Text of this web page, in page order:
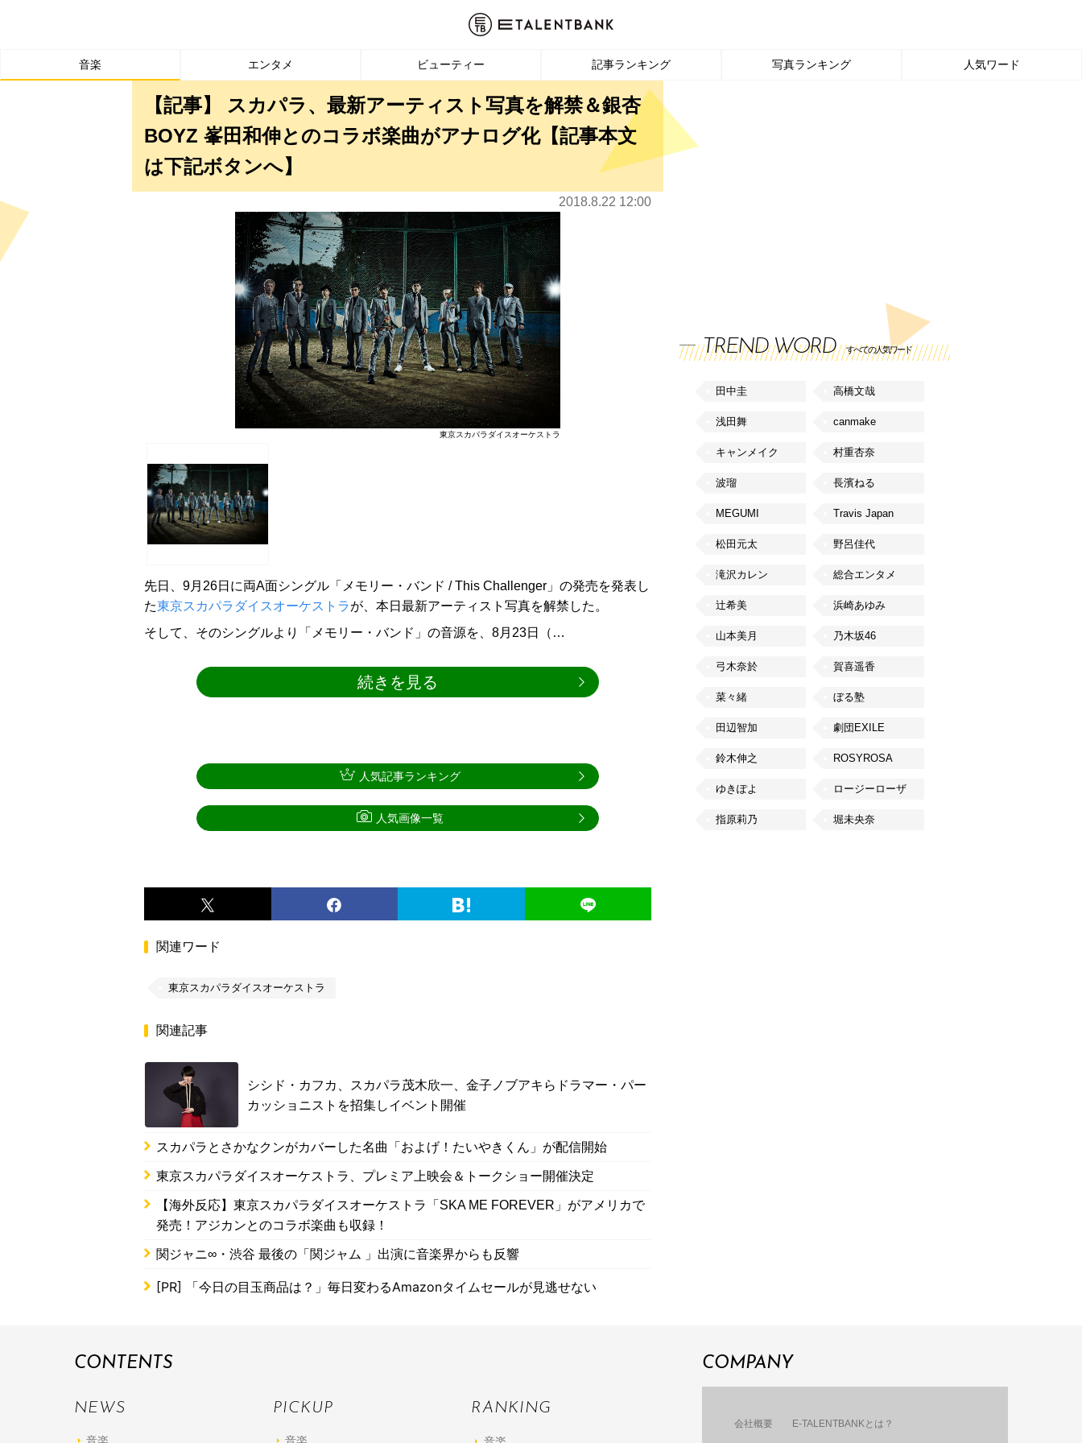
音楽 エンタメ ビューティー 記事ランキング 写真ランキング 人気ワード
【記事】 スカパラ、最新アーティスト写真を解禁＆銀杏
BOYZ 峯田和伸とのコラボ楽曲がアナログ化【記事本文
は下記ボタンへ】
2018.8.22 12:00
東京スカパラダイスオーケストラ
先日、9月26日に両A面シングル「メモリー・バンド / This Challenger」の発売を発表し
た東京スカパラダイスオーケストラが、本日最新アーティスト写真を解禁した。
そして、そのシングルより「メモリー・バンド」の音源を、8月23日（…
続きを見る
関連ワード
東京スカパラダイスオーケストラ
関連記事
シシド・カフカ、スカパラ茂木欣一、金子ノブアキらドラマー・パー
カッショニストを招集しイベント開催
スカパラとさかなクンがカバーした名曲「およげ！たいやきくん」が配信開始
東京スカパラダイスオーケストラ、プレミア上映会＆トークショー開催決定
【海外反応】東京スカパラダイスオーケストラ「SKA ME FOREVER」がアメリカで
発売！アジカンとのコラボ楽曲も収録！
関ジャニ∞・渋谷 最後の「関ジャム 」出演に音楽界からも反響
[PR] 「今日の目玉商品は？」毎日変わるAmazonタイムセールが見逃せない
人気記事ランキング
人気画像一覧
TREND WORD すべての人気ワード
田中圭 高橋文哉
浅田舞 canmake
キャンメイク 村重杏奈
波瑠 長濱ねる
MEGUMI Travis Japan
松田元太 野呂佳代
滝沢カレン 総合エンタメ
辻希美 浜崎あゆみ
山本美月 乃木坂46
弓木奈於 賀喜遥香
菜々緒 ぼる塾
田辺智加 劇団EXILE
鈴木伸之 ROSYROSA
ゆきぽよ ロージーローザ
指原莉乃 堀未央奈
CONTENTS
NEWS PICKUP RANKING
COMPANY
会社概要 E-TALENTBANKとは？